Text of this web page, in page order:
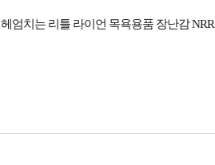
헤엄치는 리틀 라이언 목욕용품 장난감 NRR